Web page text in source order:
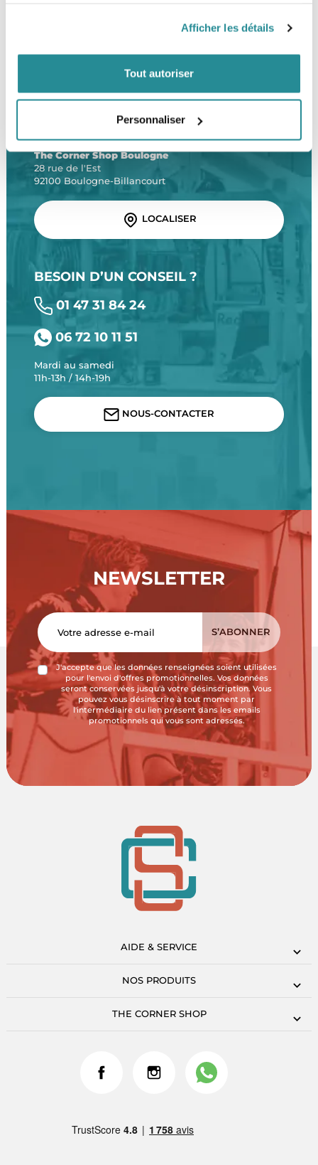
Afficher les détails
Tout autoriser
Personnaliser
À partir de 99€ d’achat*
The Corner Shop Boulogne
28 rue de l'Est
92100 Boulogne-Billancourt
LOCALISER
BESOIN D’UN CONSEIL ?
01 47 31 84 24
06 72 10 11 51
Mardi au samedi
11h-13h / 14h-19h
NOUS-CONTACTER
NEWSLETTER
J'accepte que les données renseignées soient utilisées
pour l'envoi d'offres promotionnelles. Vos données
seront conservées jusqu'à votre désinscription. Vous
pouvez vous désinscrire à tout moment par
l'intermédiaire du lien présent dans les emails
promotionnels qui vous sont adressés.
AIDE & SERVICE
NOS PRODUITS
THE CORNER SHOP